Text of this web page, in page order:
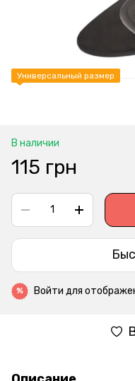
Универсальный размер
В наличии
115 грн
% Войти для